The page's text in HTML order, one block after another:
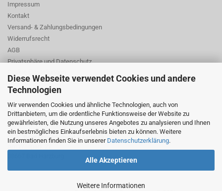
Diese Webseite verwendet Cookies und andere
Technologien
Wir verwenden Cookies und ähnliche Technologien, auch von
Drittanbietern, um die ordentliche Funktionsweise der Website zu
gewährleisten, die Nutzung unseres Angebotes zu analysieren und Ihnen
ein bestmögliches Einkaufserlebnis bieten zu können. Weitere
Informationen finden Sie in unserer Datenschutzerklärung.
Alle Akzeptieren
Weitere Informationen
Impressum
Kontakt
Versand- & Zahlungsbedingungen
Widerrufsrecht
AGB
Privatsphäre und Datenschutz
© Dr. Beer Management & Logistik